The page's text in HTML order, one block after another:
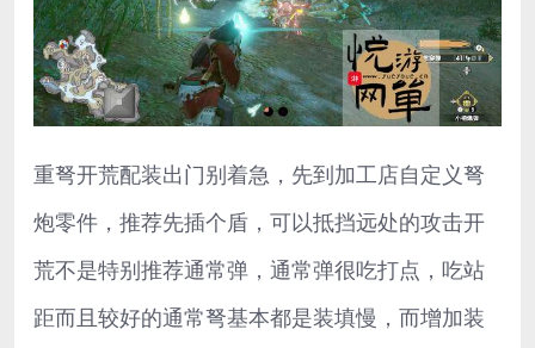
重弩开荒配装出门别着急，先到加工店自定义弩
炮零件，推荐先插个盾，可以抵挡远处的攻击开
荒不是特别推荐通常弹，通常弹很吃打点，吃站
距而且较好的通常弩基本都是装填慢，而增加装